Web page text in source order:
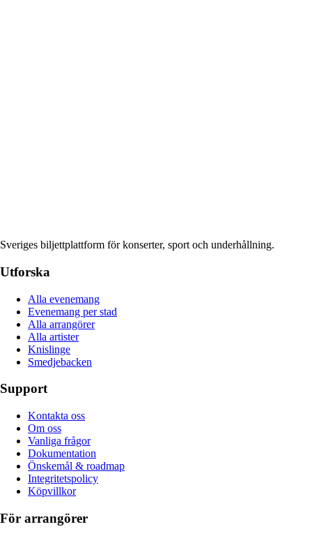
Sveriges biljettplattform för konserter, sport och underhållning.
Utforska
Alla evenemang
Evenemang per stad
Alla arrangörer
Alla artister
Knislinge
Smedjebacken
Support
Kontakta oss
Om oss
Vanliga frågor
Dokumentation
Önskemål & roadmap
Integritetspolicy
Köpvillkor
För arrangörer